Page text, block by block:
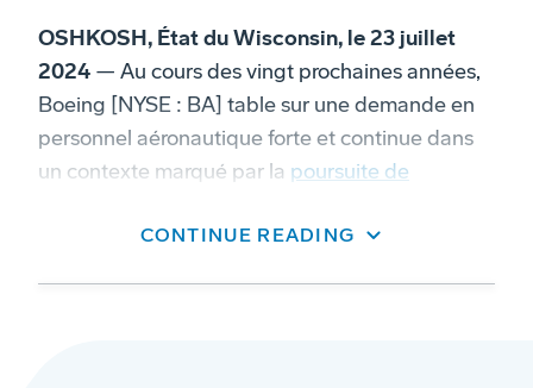
OSHKOSH, État du Wisconsin, le 23 juillet
2024 — Au cours des vingt prochaines années,
Boeing [NYSE : BA] table sur une demande en
personnel aéronautique forte et continue dans
un contexte marqué par la poursuite de
commerciaux aux quatre coins du monde.
CONTINUE READING